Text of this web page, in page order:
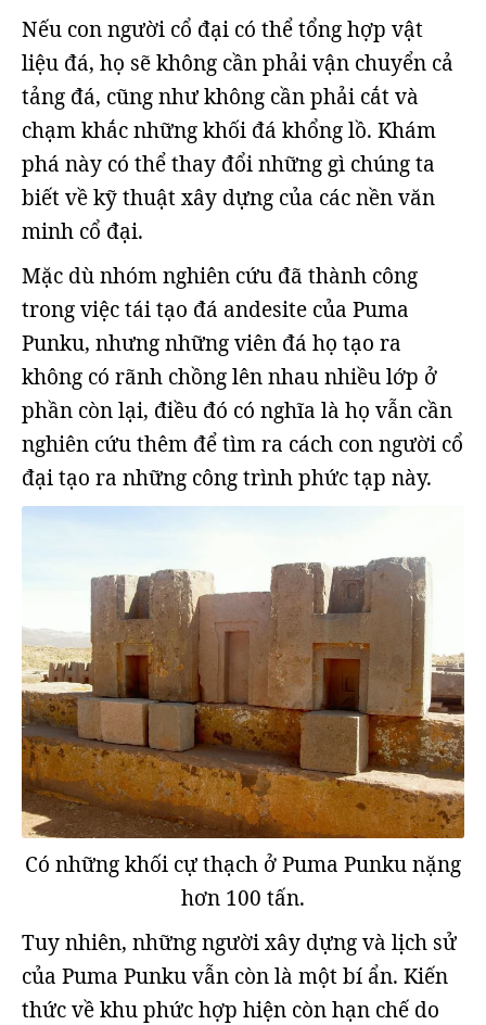
Nếu con người cổ đại có thể tổng hợp vật
liệu đá, họ sẽ không cần phải vận chuyển cả
tảng đá, cũng như không cần phải cắt và
chạm khắc những khối đá khổng lồ. Khám
phá này có thể thay đổi những gì chúng ta
biết về kỹ thuật xây dựng của các nền văn
minh cổ đại.
Mặc dù nhóm nghiên cứu đã thành công
trong việc tái tạo đá andesite của Puma
Punku, nhưng những viên đá họ tạo ra
không có rãnh chồng lên nhau nhiều lớp ở
phần còn lại, điều đó có nghĩa là họ vẫn cần
nghiên cứu thêm để tìm ra cách con người cổ
đại tạo ra những công trình phức tạp này.
Có những khối cự thạch ở Puma Punku nặng
hơn 100 tấn.
Tuy nhiên, những người xây dựng và lịch sử
của Puma Punku vẫn còn là một bí ẩn. Kiến
thức về khu phức hợp hiện còn hạn chế do